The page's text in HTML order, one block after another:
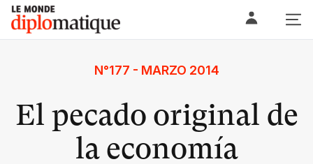
Skip
content
Le monde diplomatique
N°177 - MARZO 2014
El pecado original de
la economía